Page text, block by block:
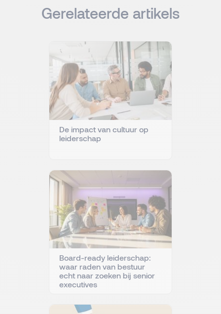
Gerelateerde artikels
De impact van cultuur op
leiderschap
Board-ready leiderschap:
waar raden van bestuur
echt naar zoeken bij senior
executives